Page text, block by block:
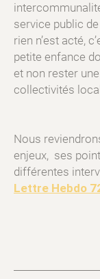
service public
rien n’est acté,
petite enfance
et non rester
collectivités
Nous
enjeux, ses
différentes
Lettre Hebdo